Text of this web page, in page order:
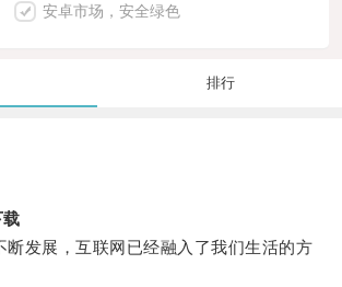
安卓市场，安全绿色
排行
载
发展，互联网已经融入了我们生活的方